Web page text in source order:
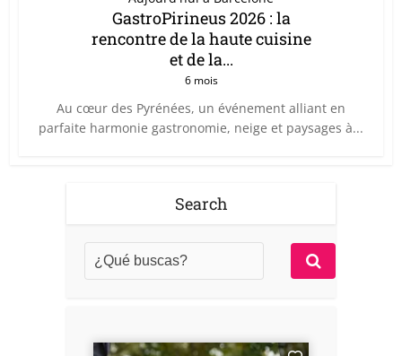
GastroPirineus 2026 : la
rencontre de la haute cuisine
et de la...
6 mois
Au cœur des Pyrénées, un événement alliant en
parfaite harmonie gastronomie, neige et paysages à...
Search